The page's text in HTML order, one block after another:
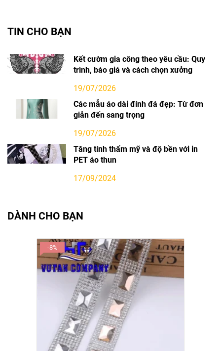
TIN CHO BẠN
Kết cườm gia công theo yêu cầu: Quy
trình, báo giá và cách chọn xưởng
19/07/2026
Các mẫu áo dài đính đá đẹp: Từ đơn
giản đến sang trọng
19/07/2026
Tăng tính thẩm mỹ và độ bền với in
PET áo thun
17/09/2024
DÀNH CHO BẠN
-8%